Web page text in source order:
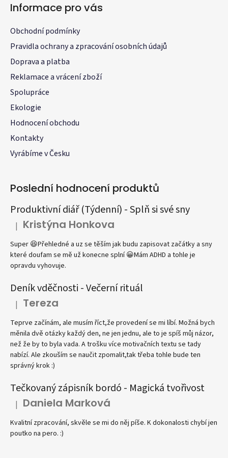
Informace pro vás
Obchodní podmínky
Pravidla ochrany a zpracování osobních údajů
Doprava a platba
Reklamace a vrácení zboží
Spolupráce
Ekologie
Hodnocení obchodu
Kontakty
Vyrábíme v Česku
Poslední hodnocení produktů
Produktivní diář (Týdenní) - Splň si své sny
Hodnocení produktu je 5 z 5 hvězdiček.
| Kristýna Honkova
Super 😆Přehledné a uz se těším jak budu zapisovat začátky a sny
které doufam se mě už konecne splní 😀Mám ADHD a tohle je
opravdu vyhovuje.
Deník vděčnosti - Večerní rituál
Hodnocení produktu je 4 z 5 hvězdiček.
| Tereza
Teprve začínám, ale musím říct,že provedení se mi líbí. Možná bych
měnila dvě otázky každý den, ne jen jednu, ale to je spíš můj názor,
než že by to byla vada. A trošku více motivačních textu se tady
nabízí. Ale zkouším se naučit zpomalit,tak třeba tohle bude ten
správný krok :)
Tečkovaný zápisník bordó - Magická tvořivost
Hodnocení produktu je 5 z 5 hvězdiček.
| Daniela Marková
Kvalitní zpracování, skvěle se mi do něj píše. K dokonalosti chybí jen
poutko na pero. :)